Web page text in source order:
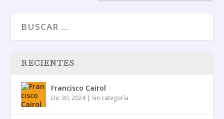
RECIENTES
Francisco Cairol
Dic 30, 2024| Sin categoría